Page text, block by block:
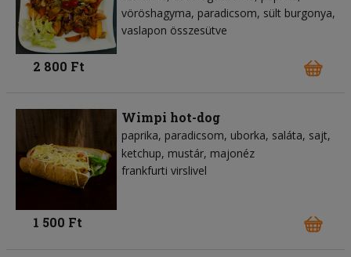
vöröshagyma, paradicsom, sült burgonya,
vaslapon összesütve
2 800 Ft
Wimpi hot-dog
paprika paradicsom uborka saláta sajt
ketchup mustár majonéz
frankfurti virslivel
1 500 Ft